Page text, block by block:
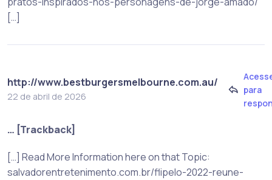
[…]
http://www.bestburgersmelbourne.com.au/
22 de abril de 2026
para
… [Trackback]
[…] Read More Information here on that Topic:
salvadorentretenimento.com.br/flipelo-2022-reune-